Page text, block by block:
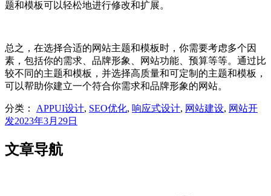
题和模板可以轻松地进行修改和扩展。
总之，在选择合适的网站主题和模板时，你需要考虑多个因
素，包括你的需求、品牌形象、网站功能、预算等等。通过比
较不同的主题和模板，并选择高质量和可定制的主题和模板，
可以帮助你建立一个符合你需求和品牌形象的网站。
分类： APPUI设计, SEO优化, 响应式设计, 网站建设, 网站开
发2023年3月29日
文章导航